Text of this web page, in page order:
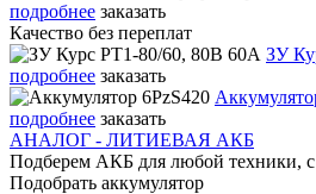
подробнее заказать
Качество без переплат
ЗУ
подробнее заказать
подробнее заказать
АНАЛОГ - ЛИТИЕВАЯ АКБ
Подберем АКБ для любой техники,
Подобрать аккумулятор